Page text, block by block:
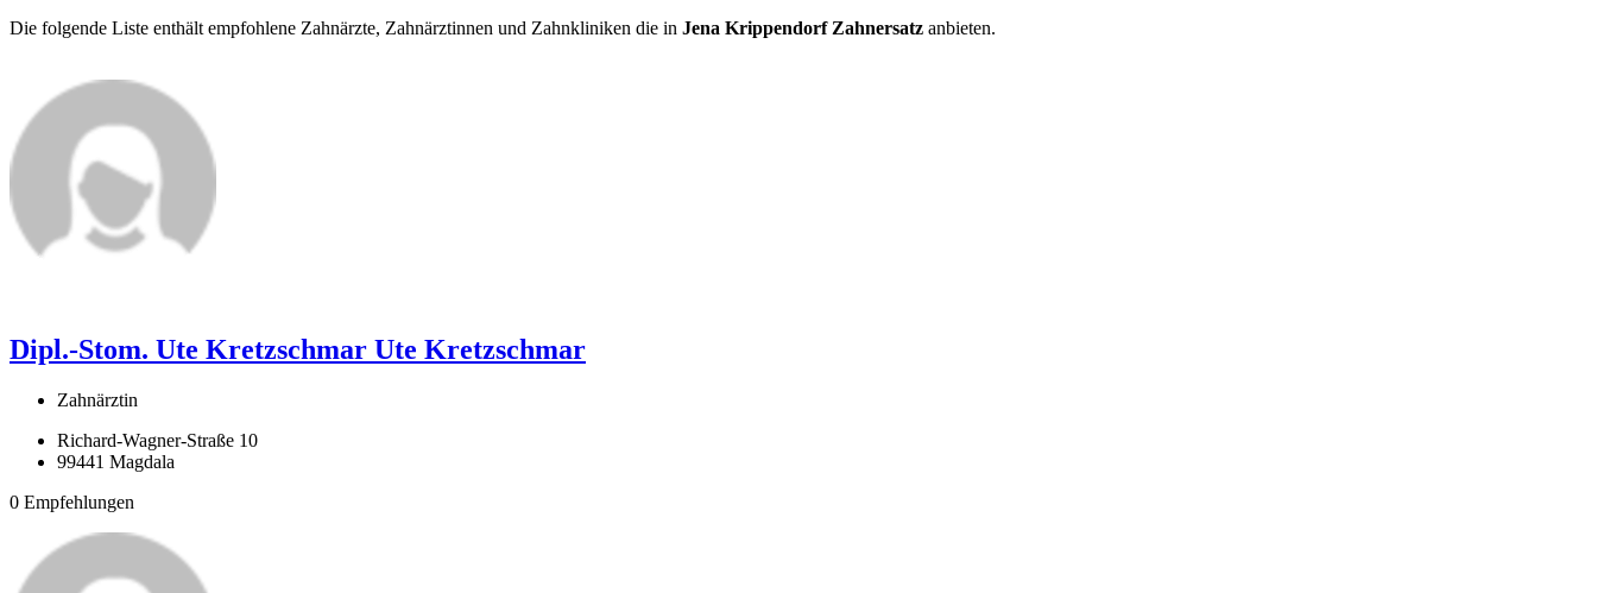
Die folgende Liste enthält empfohlene Zahnärzte, Zahnärztinnen und Zahnkliniken die in Jena Krippendorf Zahnersatz anbieten.
Dipl.-Stom. Ute Kretzschmar Ute Kretzschmar
Zahnärztin
Richard-Wagner-Straße 10
99441 Magdala
0 Empfehlungen